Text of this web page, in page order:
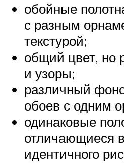
обойные
с разным
текстурой;
общий цвет, но
и узоры;
различный
обоев с одним
одинаковые
отличающиеся
идентичного